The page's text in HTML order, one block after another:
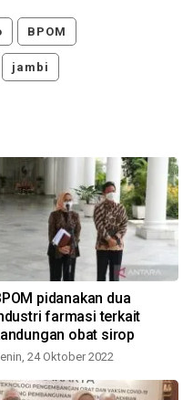
BPOM
jambi
pidanakan dua
farmasi terkait
obat sirop
24 Oktober 2022